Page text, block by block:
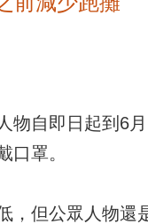
物自即日起到6
口罩。
，但公眾人物還